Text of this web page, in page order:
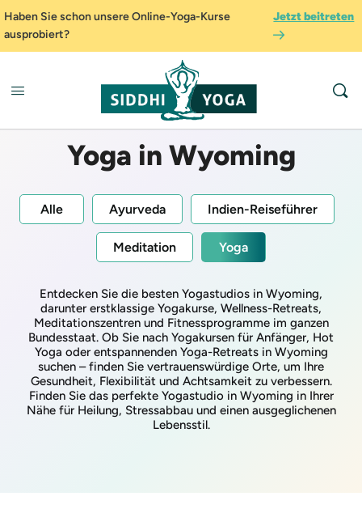
Haben Sie schon unsere Online-Yoga-Kurse
ausprobiert?
Jetzt beitreten
Yoga in Wyoming
Alle Ayurveda Indien-Reiseführer
Meditation Yoga
Entdecken Sie die besten Yogastudios in Wyoming,
darunter erstklassige Yogakurse, Wellness-Retreats,
Meditationszentren und Fitnessprogramme im ganzen
Bundesstaat. Ob Sie nach Yogakursen für Anfänger, Hot
Yoga oder entspannenden Yoga-Retreats in Wyoming
suchen – finden Sie vertrauenswürdige Orte, um Ihre
Gesundheit, Flexibilität und Achtsamkeit zu verbessern.
Finden Sie das perfekte Yogastudio in Wyoming in Ihrer
Nähe für Heilung, Stressabbau und einen ausgeglichenen
Lebensstil.